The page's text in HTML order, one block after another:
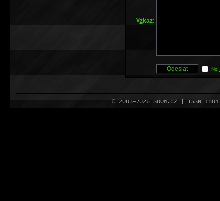
Vzkaz:
No
© 2003–2026 SOOM.cz | ISSN